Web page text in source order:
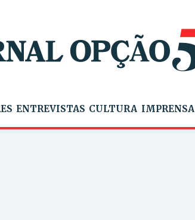
ENTREVISTAS CULTURA IMPRENSA